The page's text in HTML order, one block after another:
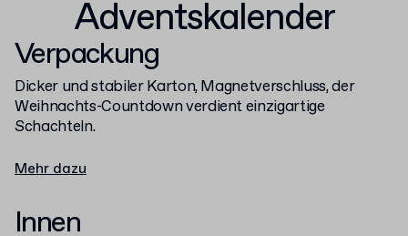
Adventskalender
Verpackung
Dicker und stabiler Karton, Magnetverschluss, der
Weihnachts-Countdown verdient einzigartige
Schachteln.
Mehr dazu
Innen